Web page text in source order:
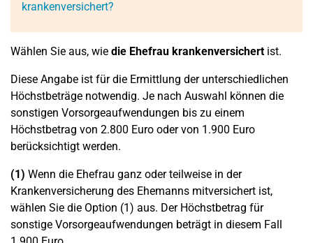
krankenversichert?
Wählen Sie aus, wie die Ehefrau krankenversichertist.
Diese Angabe ist für die Ermittlung der unterschiedlichen
Höchstbeträge notwendig. Je nach Auswahl können die
sonstigen Vorsorgeaufwendungen bis zu einem
Höchstbetrag von 2.800 Euro oder von 1.900 Euro
berücksichtigt werden.
(1) Wenn die Ehefrau ganz oder teilweise in der
Krankenversicherung des Ehemanns mitversichert ist,
wählen Sie die Option (1) aus. Der Höchstbetrag für
sonstige Vorsorgeaufwendungen beträgt in diesem Fall